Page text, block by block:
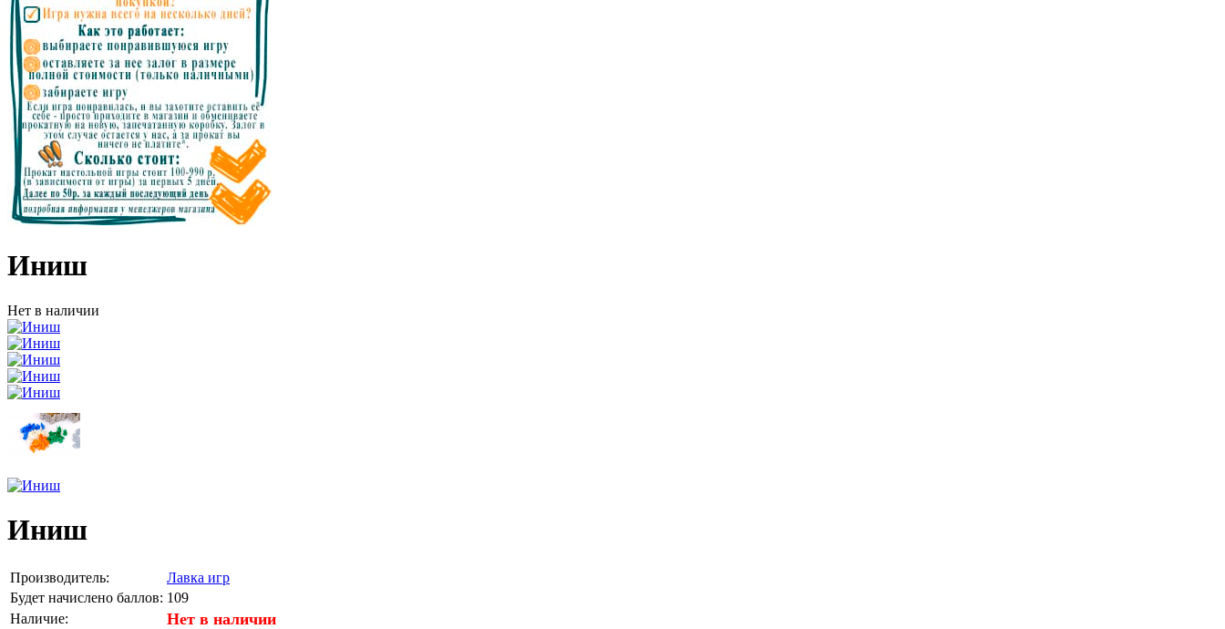
Иниш
Нет в наличии
Иниш
Производитель:
Лавка игр
Будет начислено баллов: 109
Наличие:
Нет в наличии